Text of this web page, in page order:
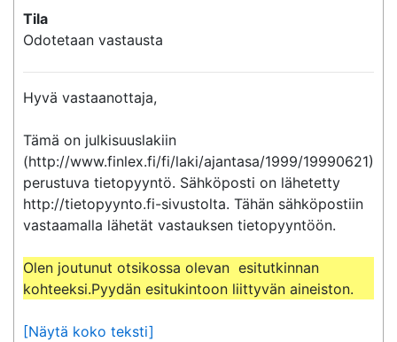
Tila
Odotetaan vastausta
Hyvä vastaanottaja,
Tämä on julkisuuslakiin
(http://www.finlex.fi/fi/laki/ajantasa/1999/19990621)
perustuva tietopyyntö. Sähköposti on lähetetty
http://tietopyynto.fi-sivustolta. Tähän sähköpostiin
vastaamalla lähetät vastauksen tietopyyntöön.
Olen joutunut otsikossa olevan  esitutkinnan
kohteeksi.Pyydän esitukintoon liittyvän aineiston.
[Näytä koko teksti]